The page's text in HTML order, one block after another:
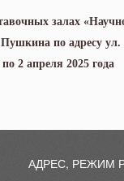
залах
по адресу ул.
2 апреля 2025 года
АДРЕС, РЕЖИМ